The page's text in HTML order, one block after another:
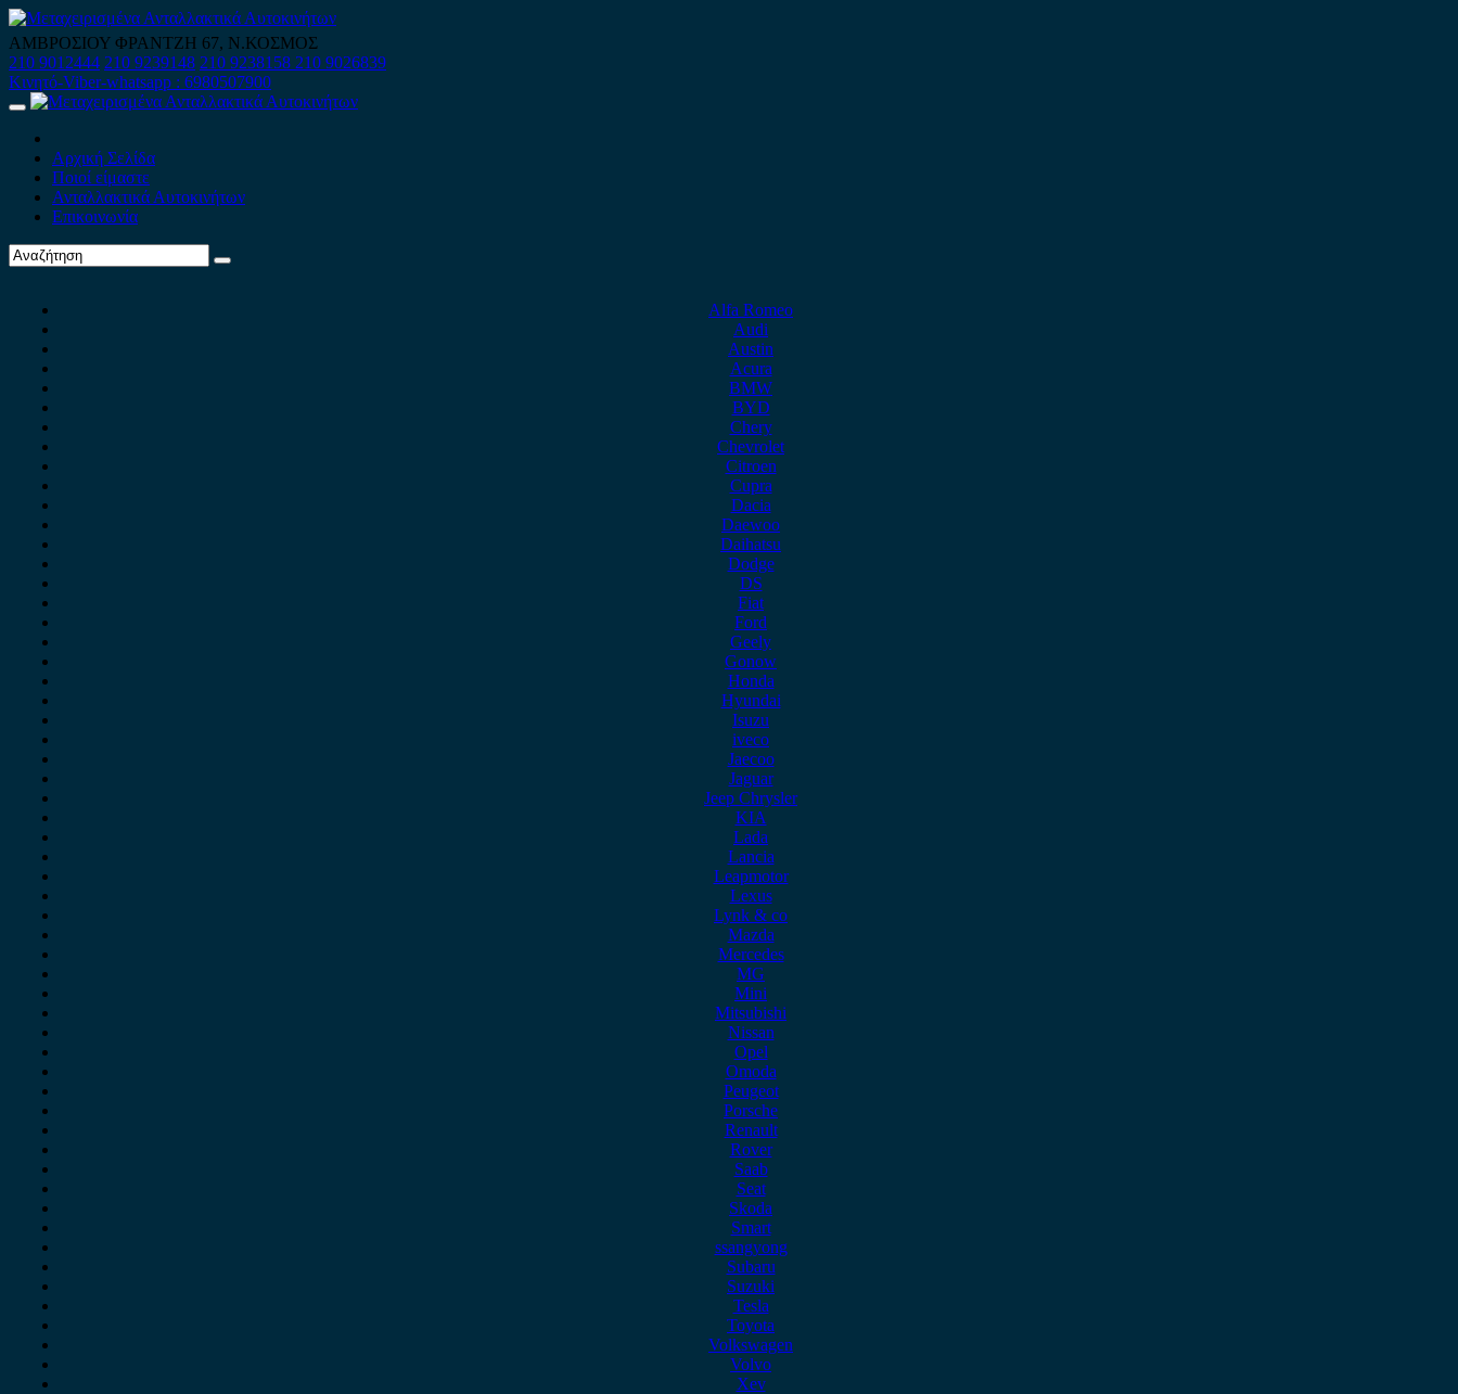
Skip
to
content
ΑΜΒΡΟΣΙΟΥ ΦΡΑΝΤΖΗ 67, Ν.ΚΟΣΜΟΣ
210 9012444 210 9239148 210 9238158 210 9026839
Κινητό-Viber-whatsapp : 6980507900
Primary
Αρχική Σελίδα
Ποιοί είμαστε
Ανταλλακτικά Αυτοκινήτων
Επικοινωνία
Alfa Romeo
Audi
Austin
Acura
BMW
BYD
Chery
Chevrolet
Citroen
Cupra
Dacia
Daewoo
Daihatsu
Dodge
DS
Fiat
Ford
Geely
Gonow
Honda
Hyundai
Isuzu
iveco
Jaecoo
Jaguar
Jeep Chrysler
KIA
Lada
Lancia
Leapmotor
Lexus
Lynk & co
Mazda
Mercedes
MG
Mini
Mitsubishi
Nissan
Opel
Omoda
Peugeot
Porsche
Renault
Rover
Saab
Seat
Skoda
Smart
ssangyong
Subaru
Suzuki
Tesla
Toyota
Volkswagen
Volvo
Xev